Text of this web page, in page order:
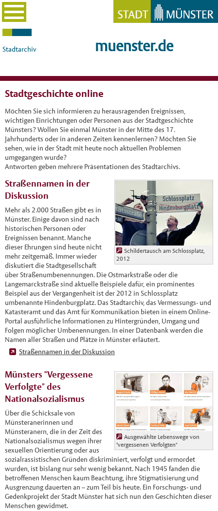
Stadtarchiv muenster.de
Stadtgeschichte online
Möchten Sie sich informieren zu herausragenden Ereignissen,
wichtigen Einrichtungen oder Personen aus der Stadtgeschichte
Münsters? Wollen Sie einmal Münster in der Mitte des 17.
Jahrhunderts oder in anderen Zeiten kennenlernen? Möchten Sie
sehen, wie in der Stadt mit heute noch aktuellen Problemen
umgegangen wurde?
Antworten geben mehrere Präsentationen des Stadtarchivs.
Schildertausch am Schlossplatz,
2012
Straßennamen in der
Diskussion
Mehr als 2.000 Straßen gibt es in
Münster. Einige davon sind nach
historischen Personen oder
Ereignissen benannt. Manche
dieser Ehrungen sind heute nicht
mehr zeitgemäß. Immer wieder
diskutiert die Stadtgesellschaft
über Straßenumbenennungen. Die Ostmarkstraße oder die
Langemarckstraße sind aktuelle Beispiele dafür, ein prominentes
Beispiel aus der Vergangenheit ist der 2012 in Schlossplatz
umbenannte Hindenburgplatz. Das Stadtarchiv, das Vermessungs- und
Katasteramt und das Amt für Kommunikation bieten in einem Online-
Portal ausführliche Informationen zu Hintergründen, Umgang und
Folgen möglicher Umbenennungen. In einer Datenbank werden die
Namen aller Straßen und Plätze in Münster erläutert.
Straßennamen in der Diskussion
Ausgewählte Lebenswege von
"vergessenen Verfolgten"
Münsters "Vergessene
Verfolgte" des
Nationalsozialismus
Über die Schicksale von
Münsteranerinnen und
Münsteranern, die in der Zeit des
Nationalsozialismus wegen ihrer
sexuellen Orientierung oder aus
sozialrassistischen Gründen diskriminiert, verfolgt und ermordet
wurden, ist bislang nur sehr wenig bekannt. Nach 1945 fanden die
betroffenen Menschen kaum Beachtung, ihre Stigmatisierung und
Ausgrenzung dauerten an – zum Teil bis heute. Ein Forschungs- und
Gedenkprojekt der Stadt Münster hat sich nun den Geschichten dieser
Menschen gewidmet.